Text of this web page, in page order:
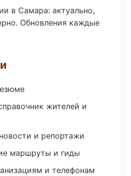
в Самара: актуально,
Обновления каждые
жителей и
и репортажи
маршруты и гиды
и телефонам